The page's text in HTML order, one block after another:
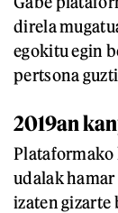
direla
egokitu egin
pertsona
2019an
Plataformako
udalak hamar
izaten gizarte